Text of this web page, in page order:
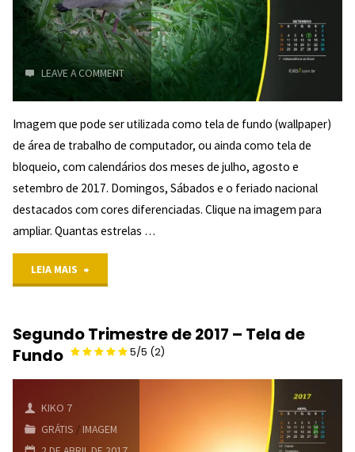
4.67/5
(3)
"
LEAVE A COMMENT
Imagem que pode ser utilizada como tela de fundo (wallpaper)
de área de trabalho de computador, ou ainda como tela de
bloqueio, com calendários dos meses de julho, agosto e
setembro de 2017. Domingos, Sábados e o feriado nacional
destacados com cores diferenciadas. Clique na imagem para
ampliar. Quantas estrelas …
LEIA MAIS
de
Tela
Segundo Trimestre de 2017 – Tela de
Fundo
5/5 (2)
KIKO 7
GRÁTIS /IMAGEM